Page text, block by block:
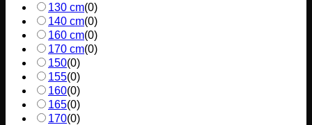
130 cm(0)
140 cm(0)
160 cm(0)
170 cm(0)
150(0)
155(0)
160(0)
165(0)
170(0)